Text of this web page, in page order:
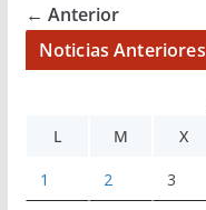
← Anterior
Noticias Anteriores
L
M X
1 2 3